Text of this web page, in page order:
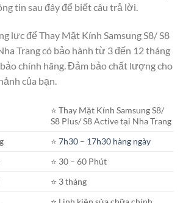
tin sau đây để biết câu trả lời.
lực để Thay Mặt Kính Samsung S8/ S8
Trang có bảo hành từ 3 đến 12 tháng
chính hãng. Đảm bảo chất lượng cho
của bạn.
⭐️ Thay Mặt Kính Samsung S8/
S8 Plus/ S8 Active tại Nha Trang
⭐️7h30 – 17h30 hàng ngày
⭐️ 30 – 60 Phút
⭐️ 3 tháng